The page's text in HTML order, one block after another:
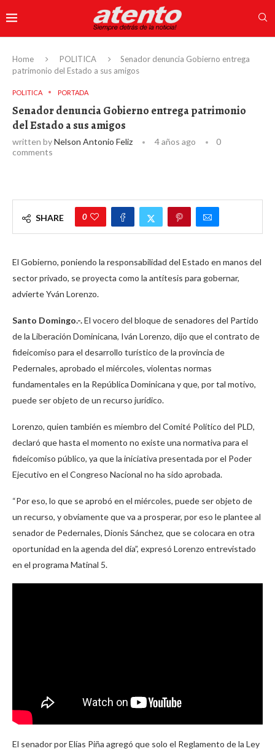
Home POLITICA
Senador denuncia Gobierno entrega
patrimonio del Estado a sus amigos
POLITICA PORTADA
Senador denuncia Gobierno entrega patrimonio
del Estado a sus amigos
written byNelson Antonio Feliz 4 años ago
0
comments
SHARE 0
El Gobierno, poniendo la responsabilidad del Estado en manos del
sector privado, se proyecta como la antítesis para gobernar,
advierte Yván Lorenzo.
Santo Domingo.-.El vocero del bloque de senadores del Partido
de la Liberación Dominicana, Iván Lorenzo, dijo que el contrato de
fideicomiso para el desarrollo turístico de la provincia de
Pedernales, aprobado el miércoles, violentas normas
fundamentales en la República Dominicana y que, por tal motivo,
puede ser objeto de un recurso jurídico.
Lorenzo, quien también es miembro del Comité Político del PLD,
declaró que hasta el momento no existe una normativa para el
fideicomiso público, ya que la iniciativa presentada por el Poder
Ejecutivo en el Congreso Nacional no ha sido aprobada.
“Por eso, lo que se aprobó en el miércoles, puede ser objeto de
un recurso, y obviamente que va a prosperar, por eso le plantee al
senador de Pedernales, Dionis Sánchez, que se colocara en otra
oportunidad en la agenda del día”, expresó Lorenzo entrevistado
en el programa Matinal 5.
El senador por Elías Piña agregó que solo el Reglamento de la Ley